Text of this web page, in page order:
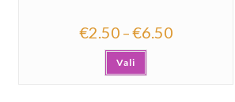
€2.50 –€6.50
Vali